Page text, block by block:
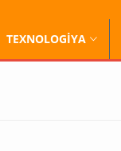
TEXNOLOGİYA